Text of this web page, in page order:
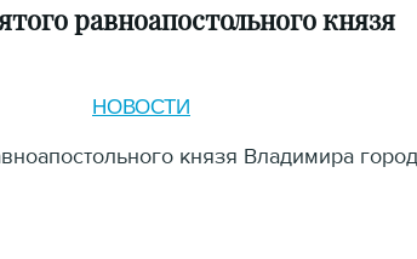
равноапостольного князя
НОВОСТИ
князя Владимира